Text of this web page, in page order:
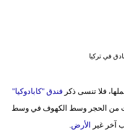
علوم
وتكنولوجيا
في تركيا
فلا تنسى ذكرفندق "كابادوكيا"
من الحجر وسط الكهوف في وسط
آخر غير الأرض